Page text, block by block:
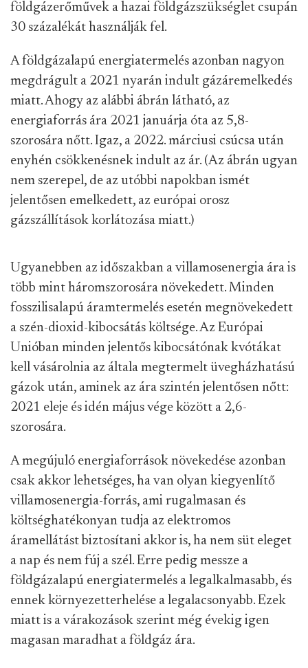
földgázerőművek a hazai földgázszükséglet csupán
30 százalékát használják fel.
A földgázalapú energiatermelés azonban nagyon
megdrágult a 2021 nyarán indult gázáremelkedés
miatt. Ahogy az alábbi ábrán látható, az
energiaforrás ára 2021 januárja óta az 5,8-
szorosára nőtt. Igaz, a 2022. márciusi csúcsa után
enyhén csökkenésnek indult az ár. (Az ábrán ugyan
nem szerepel, de az utóbbi napokban ismét
jelentősen emelkedett, az európai orosz
gázszállítások korlátozása miatt.)
Ugyanebben az időszakban a villamosenergia ára is
több mint háromszorosára növekedett. Minden
fosszilisalapú áramtermelés esetén megnövekedett
a szén-dioxid-kibocsátás költsége. Az Európai
Unióban minden jelentős kibocsátónak kvótákat
kell vásárolnia az általa megtermelt üvegházhatású
gázok után, aminek az ára szintén jelentősen nőtt:
2021 eleje és idén május vége között a 2,6-
szorosára.
A megújuló energiaforrások növekedése azonban
csak akkor lehetséges, ha van olyan kiegyenlítő
villamosenergia-forrás, ami rugalmasan és
költséghatékonyan tudja az elektromos
áramellátást biztosítani akkor is, ha nem süt eleget
a nap és nem fúj a szél. Erre pedig messze a
földgázalapú energiatermelés a legalkalmasabb, és
ennek környezetterhelése a legalacsonyabb. Ezek
miatt is a várakozások szerint még évekig igen
magasan maradhat a földgáz ára.